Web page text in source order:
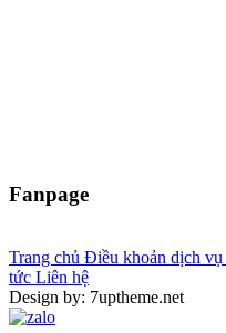
Fanpage
Trang chủ Điều khoản dịch vụ
tức Liên hệ
Design by: 7uptheme.net